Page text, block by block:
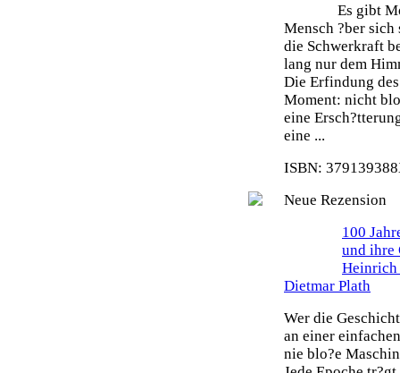
Es gibt
Mensch ?ber sich
die Schwerkraft
lang nur dem
Die Erfindung
Moment: nicht
eine
eine ...
ISBN:
Neue Rezension
100
und ihre
Heinrich
Dietmar Plath
Wer die
an einer
nie blo?e